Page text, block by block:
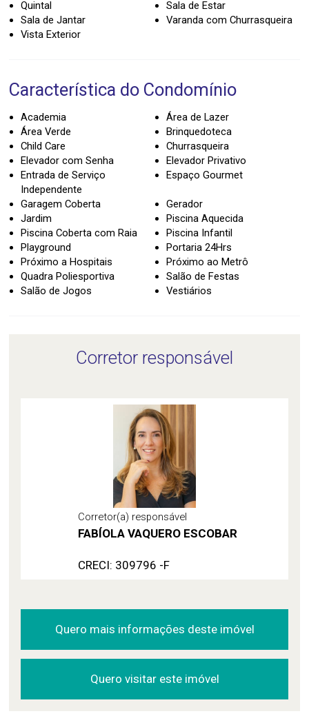
Quintal
Sala de Estar
Sala de Jantar
Varanda com Churrasqueira
Vista Exterior
Característica do Condomínio
Academia
Área de Lazer
Área Verde
Brinquedoteca
Child Care
Churrasqueira
Elevador com Senha
Elevador Privativo
Entrada de Serviço
Independente
Espaço Gourmet
Garagem Coberta
Gerador
Jardim
Piscina Aquecida
Piscina Coberta com Raia
Piscina Infantil
Playground
Portaria 24Hrs
Próximo a Hospitais
Próximo ao Metrô
Quadra Poliesportiva
Salão de Festas
Salão de Jogos
Vestiários
Corretor responsável
Corretor(a) responsável
FABÍOLA VAQUERO ESCOBAR
CRECI: 309796 -F
Quero mais informações deste imóvel
Quero visitar este imóvel